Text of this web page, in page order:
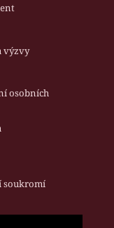
výzvy
osobních
soukromí